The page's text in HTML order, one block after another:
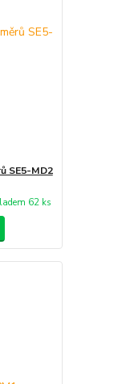
SE5-MD2
62 ks